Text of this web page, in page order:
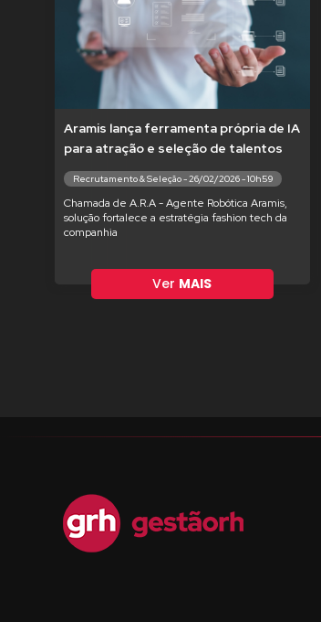
Aramis lança ferramenta própria de IA
para atração e seleção de talentos
Recrutamento & Seleção - 26/02/2026 - 10h59
Chamada de A.R.A - Agente Robótica Aramis,
solução fortalece a estratégia fashion tech da
companhia
Ver MAIS